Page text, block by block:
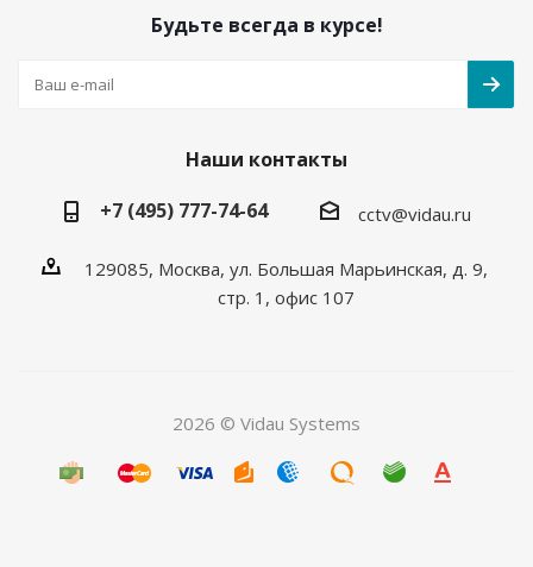
Будьте всегда в курсе!
Наши контакты
+7 (495) 777-74-64
cctv@vidau.ru
129085, Москва, ул. Большая Марьинская, д. 9,
стр. 1, офис 107
2026 © Vidau Systems